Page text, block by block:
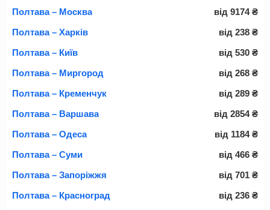
Полтава – Москва
від 9174 ₴
Полтава – Харків
від 238 ₴
Полтава – Київ
від 530 ₴
Полтава – Миргород
від 268 ₴
Полтава – Кременчук
від 289 ₴
Полтава – Варшава
від 2854 ₴
Полтава – Одеса
від 1184 ₴
Полтава – Суми
від 466 ₴
Полтава – Запоріжжя
від 701 ₴
Полтава – Красноград
від 236 ₴